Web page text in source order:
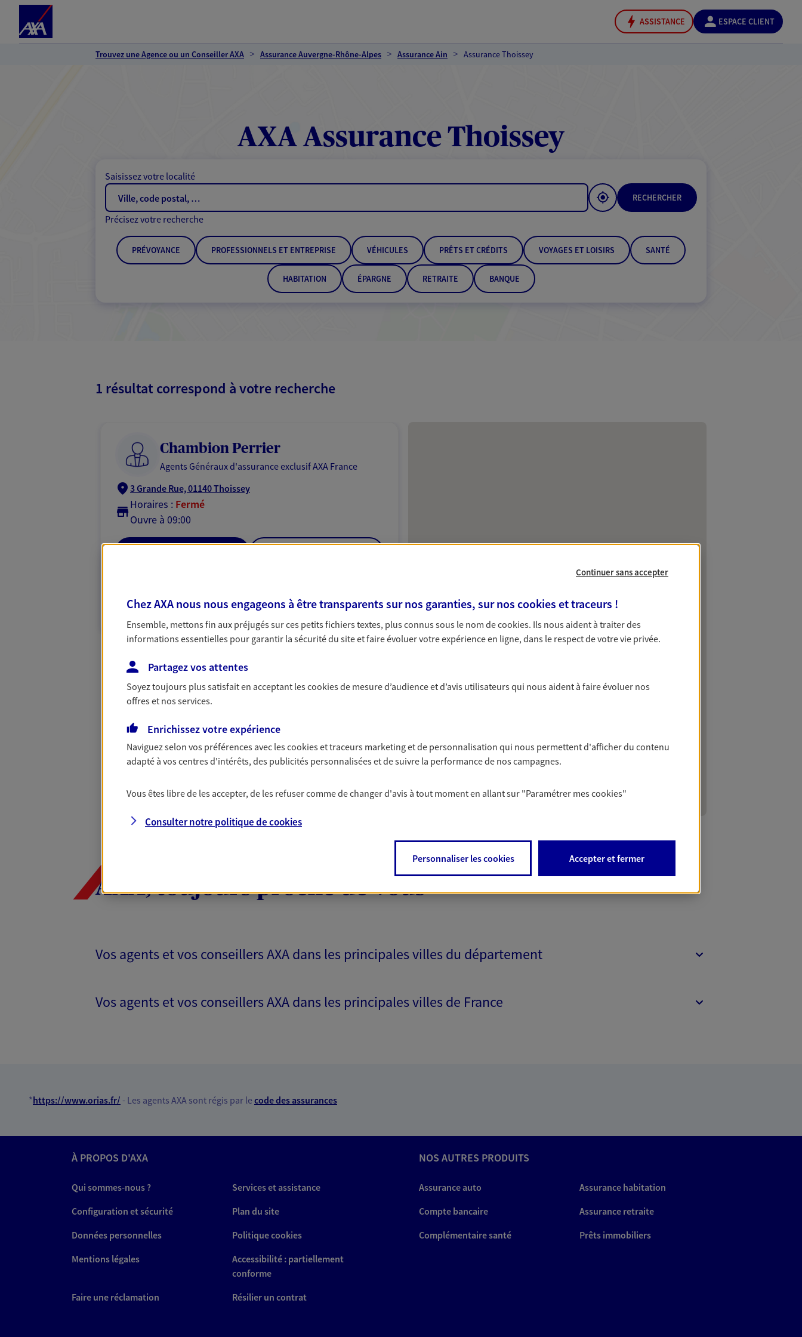
ASSISTANCE ESPACE CLIENT
Trouvez une Agence ou un Conseiller AXA Assurance Auvergne-Rhône-Alpes Assurance Ain Assurance Thoissey
AXA Assurance Thoissey
Saisissez votre localité
RECHERCHER
Précisez votre recherche
PRÉVOYANCE PROFESSIONNELS ET ENTREPRISE VÉHICULES PRÊTS ET CRÉDITS VOYAGES ET LOISIRS SANTÉ
HABITATION ÉPARGNE RETRAITE BANQUE
1 résultat correspond à votre recherche
Chambion Perrier
Agents Généraux d'assurance exclusif AXA France
3 Grande Rue, 01140 Thoissey
Horaires : Fermé
Ouvre à 09:00
N° Orias * (orias.fr) : EI PERRIER ANTHONY (21006295); EI CHAMBION JEAN
AXA, toujours proche de vous
Vos agents et vos conseillers AXA dans les principales villes du département
Vos agents et vos conseillers AXA dans les principales villes de France
*https://www.orias.fr/ - Les agents AXA sont régis par lecode des assurances
À PROPOS D'AXA
Qui sommes-nous ?
Services et assistance
Configuration et sécurité
Plan du site
Données personnelles
Politique cookies
Mentions légales
Accessibilité : partiellement
conforme
Faire une réclamation
Résilier un contrat
NOS AUTRES PRODUITS
Assurance auto
Assurance habitation
Compte bancaire
Assurance retraite
Complémentaire santé
Prêts immobiliers
Continuer sans accepter
Chez AXA nous nous engageons à être transparents sur nos garanties, sur nos cookies et traceurs !
Ensemble, mettons fin aux préjugés sur ces petits fichiers textes, plus connus sous le nom decookies. Ils nous aident à traiter des
informations essentielles pour garantir la sécurité du site et faire évoluer votre expérience en ligne, dans le respect de votre vie privée.
Partagez vos attentes
Soyez toujours plus satisfait en acceptant lescookiesde mesure d’audience et d’avis utilisateurs qui nous aident à faire évoluer nos
offres et nos services.
Enrichissez votre expérience
Naviguez selon vos préférences avec lescookies et traceurs marketing et de personnalisation qui nous permettent d'afficher du contenu
adapté à vos centres d'intérêts, des publicités personnalisées et de suivre la performance de nos campagnes.
Vous êtes libre de les accepter, de les refuser comme de changer d'avis à tout moment en allant sur "Paramétrer mescookies"
Consulter notre politique decookies
Personnaliser les cookies Accepter et fermer